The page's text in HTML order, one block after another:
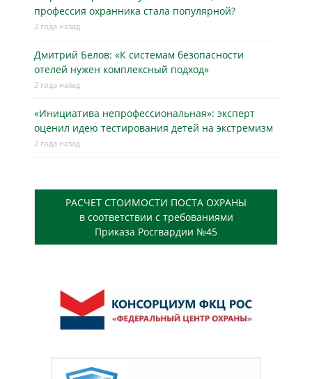
профессия охранника стала популярной?
2 года назад
Дмитрий Белов: «К системам безопасности
отелей нужен комплексный подход»
2 года назад
«Инициатива непрофессиональная»: эксперт
оценил идею тестирования детей на экстремизм
2 года назад
РАСЧЕТ СТОИМОСТИ ПОСТА ОХРАНЫ
в соответствии с требованиями
Приказа Росгвардии №45